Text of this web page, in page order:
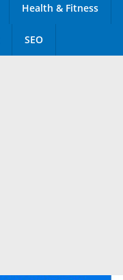
Health & Fitness
SEO